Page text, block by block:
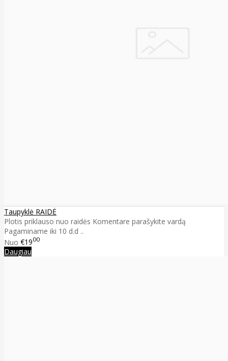
Taupyklė RAIDĖ
Plotis priklauso nuo raidės Komentare parašykite vardą
Pagaminame iki 10 d.d ..
Nuo €1900
Daugiau